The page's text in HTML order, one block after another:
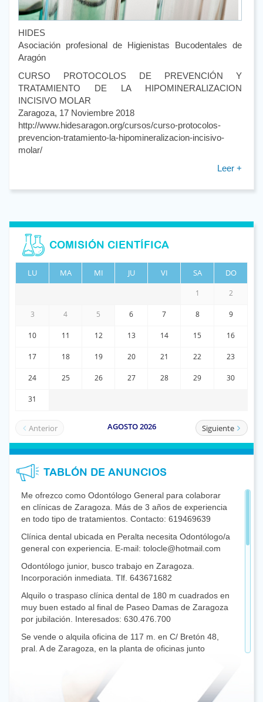
HIDES
Asociación profesional de Higienistas Bucodentales de
Aragón
CURSO PROTOCOLOS DE PREVENCIÓN Y
TRATAMIENTO DE LA HIPOMINERALIZACION
INCISIVO MOLAR
Zaragoza, 17 Noviembre 2018
http://www.hidesaragon.org/cursos/curso-protocolos-
prevencion-tratamiento-la-hipomineralizacion-incisivo-
molar/
Leer +
COMISIÓN CIENTÍFICA
TABLÓN DE ANUNCIOS
Me ofrezco como Odontólogo General para colaborar
en clínicas de Zaragoza. Más de 3 años de experiencia
en todo tipo de tratamientos. Contacto: 619469639
Clínica dental ubicada en Peralta necesita Odontólogo/a
general con experiencia. E-mail: tolocle@hotmail.com
Odontólogo junior, busco trabajo en Zaragoza.
Incorporación inmediata. Tlf. 643671682
Alquilo o traspaso clínica dental de 180 m cuadrados en
muy buen estado al final de Paseo Damas de Zaragoza
por jubilación. Interesados: 630.476.700
Se vende o alquila oficina de 117 m. en C/ Bretón 48,
pral. A de Zaragoza, en la planta de oficinas junto